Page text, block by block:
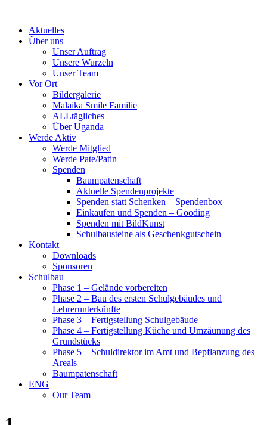
contentAktuelles
Über uns
Unser Auftrag
Unsere Wurzeln
Unser Team
Vor Ort
Bildergalerie
Malaika Smile Familie
ALLtägliches
Über Uganda
Werde Aktiv
Werde Mitglied
Werde Pate/Patin
Spenden
Baumpatenschaft
Aktuelle Spendenprojekte
Spenden statt Schenken – Spendenbox
Einkaufen und Spenden – Gooding
Spenden mit BildKunst
Schulbausteine als Geschenkgutschein
Kontakt
Downloads
Sponsoren
Schulbau
Phase 1 – Gelände vorbereiten
Phase 2 – Bau des ersten Schulgebäudes und
Lehrerunterkünfte
Phase 3 – Fertigstellung Schulgebäude
Phase 4 – Fertigstellung Küche und Umzäunung des
Grundstücks
Phase 5 – Schuldirektor im Amt und Bepflanzung des
Areals
Baumpatenschaft
ENG
Our Team